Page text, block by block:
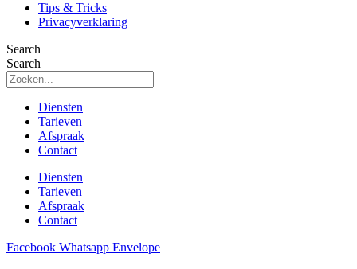
Tips & Tricks
Privacyverklaring
Search
Search
Diensten
Tarieven
Afspraak
Contact
Diensten
Tarieven
Afspraak
Contact
Facebook Whatsapp Envelope